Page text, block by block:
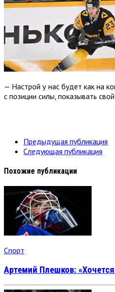
— Настрой у нас будет как на
с позиции силы, показывать
Предыдущая публикация
Следующая публикация
Похожие публикации
Спорт
Артемий Плешков: